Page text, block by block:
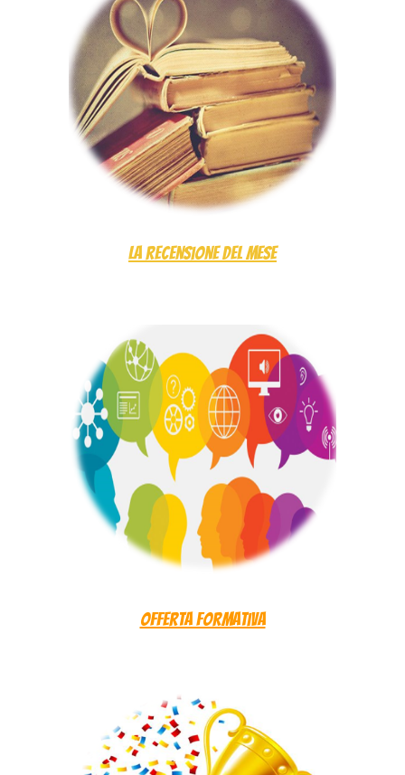
La recensione del mese
Offerta Formativa